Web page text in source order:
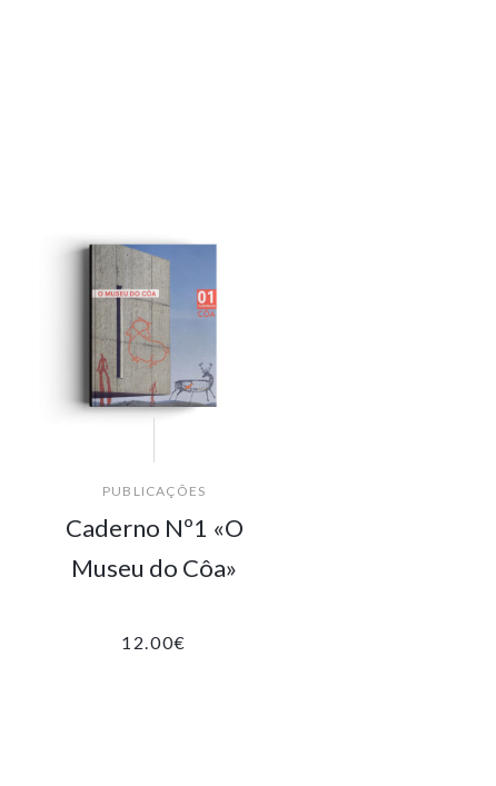
PUBLICAÇÕES
Caderno Nº1 «O
Museu do Côa»
12.00€